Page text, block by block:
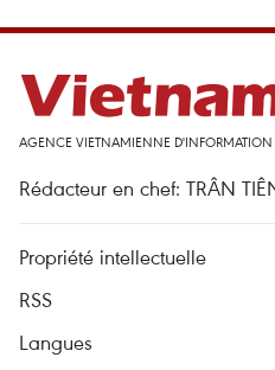
AGENCE VIETNAMIENNE
Rédacteur en chef: TRÂN
Propriété intellectuelle
RSS
Langues